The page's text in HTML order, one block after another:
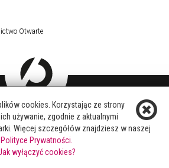
Otwarte
DOŁĄCZ DO NAS
FACEBOOK
TWITTER
cookies. Korzystając ze strony
używanie, zgodnie z aktualnymi
Więcej szczegółów znajdziesz w naszej
Polityce Prywatności.
wyłączyć cookies?